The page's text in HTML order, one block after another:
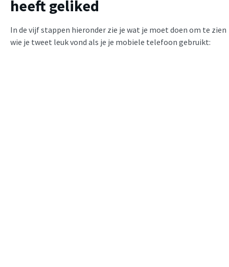
heeft geliked
In de vijf stappen hieronder zie je wat je moet doen om te zien
wie je tweet leuk vond als je je mobiele telefoon gebruikt: